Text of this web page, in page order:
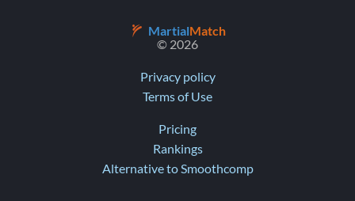
MartialMatch
© 2026
Privacy policy
Terms of Use
Pricing
Rankings
Alternative to Smoothcomp